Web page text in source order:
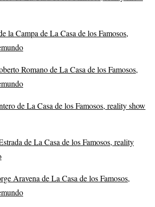
la Campa de La Casa de los Famosos,
Romano de La Casa de los Famosos,
de La Casa de los Famosos, reality show
de La Casa de los Famosos, reality
Aravena de La Casa de los Famosos,